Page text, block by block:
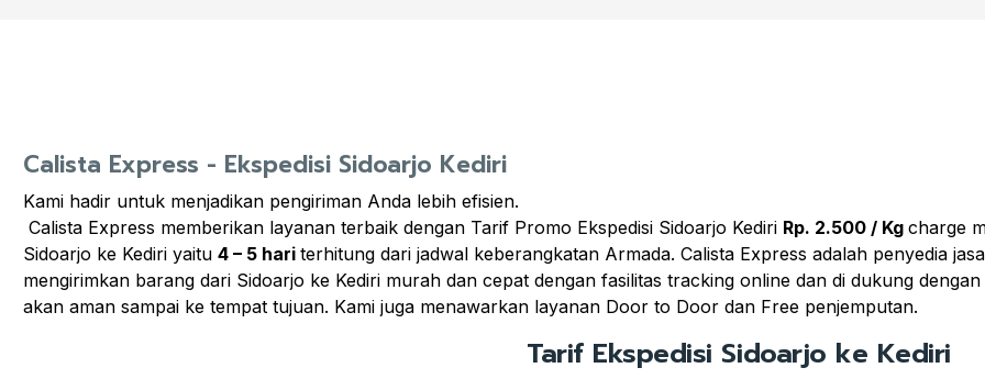
Calista Express - Ekspedisi Sidoarjo Kediri
Kami hadir untuk menjadikan pengiriman Anda lebih efisien.
Calista Express memberikan layanan terbaik dengan Tarif Promo Ekspedisi Sidoarjo Kediri Rp. 2.500 / Kg charge
Sidoarjo ke Kediri yaitu 4 – 5 hari terhitung dari jadwal keberangkatan Armada. Calista Express adalah penyedia
mengirimkan barang dari Sidoarjo ke Kediri murah dan cepat dengan fasilitas tracking online dan di dukung
akan aman sampai ke tempat tujuan. Kami juga menawarkan layanan Door to Door dan Free penjemputan.
Tarif Ekspedisi Sidoarjo ke Kediri